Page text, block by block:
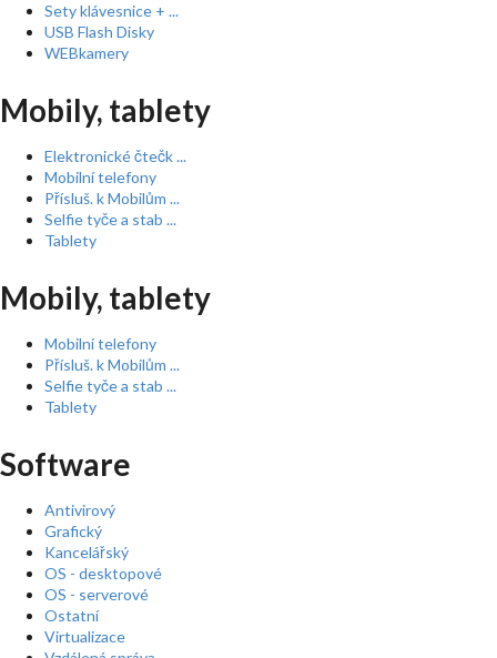
Sety klávesnice + ...
USB Flash Disky
WEBkamery
Mobily, tablety
Elektronické čtečk ...
Mobilní telefony
Přísluš. k Mobilům ...
Selfie tyče a stab ...
Tablety
Mobily, tablety
Mobilní telefony
Přísluš. k Mobilům ...
Selfie tyče a stab ...
Tablety
Software
Antivirový
Grafický
Kancelářský
OS - desktopové
OS - serverové
Ostatní
Virtualizace